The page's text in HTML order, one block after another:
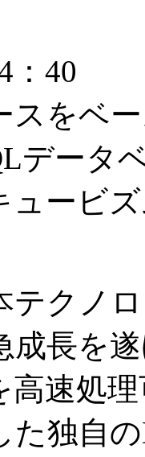
：40
スをベ
データ
ュー
テクノ
成長を
高速処
た独自